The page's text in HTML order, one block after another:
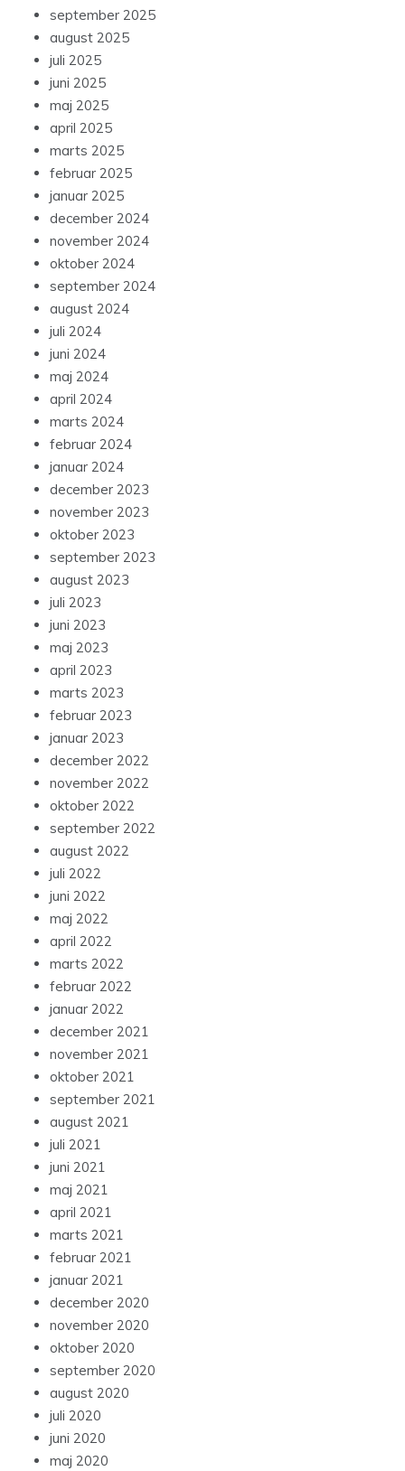
september 2025
august 2025
juli 2025
juni 2025
maj 2025
april 2025
marts 2025
februar 2025
januar 2025
december 2024
november 2024
oktober 2024
september 2024
august 2024
juli 2024
juni 2024
maj 2024
april 2024
marts 2024
februar 2024
januar 2024
december 2023
november 2023
oktober 2023
september 2023
august 2023
juli 2023
juni 2023
maj 2023
april 2023
marts 2023
februar 2023
januar 2023
december 2022
november 2022
oktober 2022
september 2022
august 2022
juli 2022
juni 2022
maj 2022
april 2022
marts 2022
februar 2022
januar 2022
december 2021
november 2021
oktober 2021
september 2021
august 2021
juli 2021
juni 2021
maj 2021
april 2021
marts 2021
februar 2021
januar 2021
december 2020
november 2020
oktober 2020
september 2020
august 2020
juli 2020
juni 2020
maj 2020